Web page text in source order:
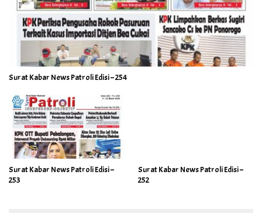
Surat Kabar News Patroli Edisi – 254
Surat Kabar News Patroli Edisi –
253
Surat Kabar News Patroli Edisi –
252